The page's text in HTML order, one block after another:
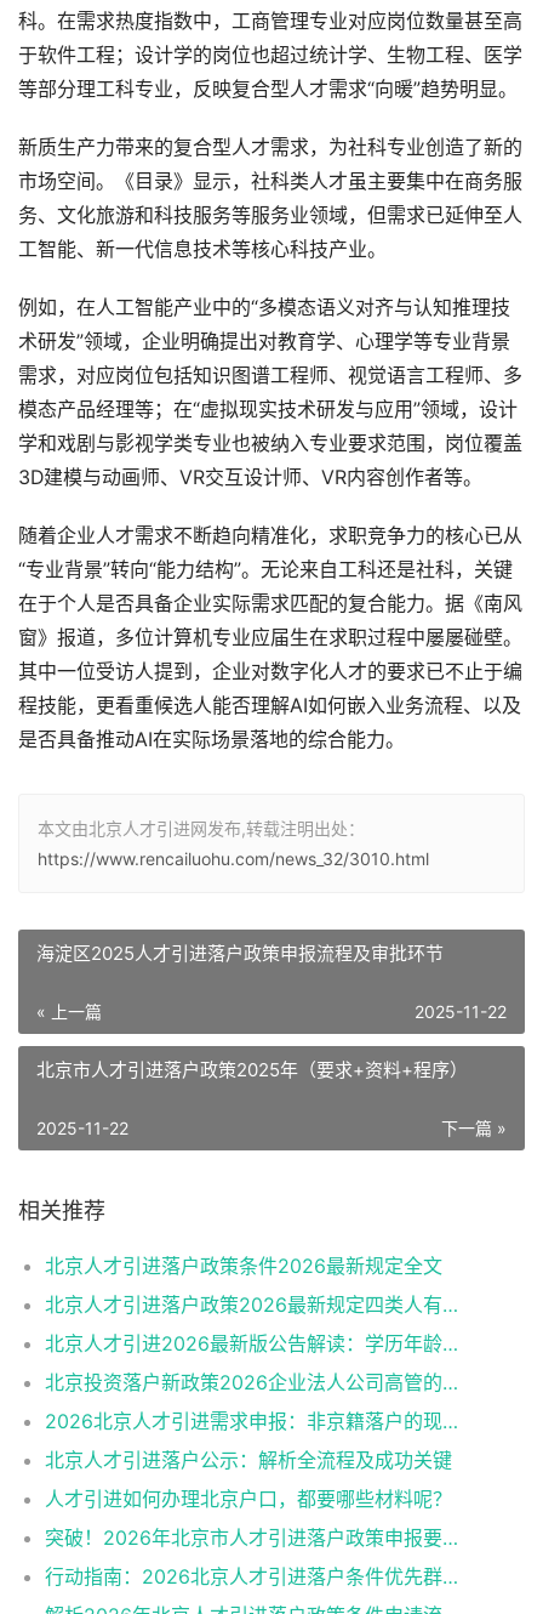
科。在需求热度指数中，工商管理专业对应岗位数量甚至高
于软件工程；设计学的岗位也超过统计学、生物工程、医学
等部分理工科专业，反映复合型人才需求“向暖”趋势明显。
新质生产力带来的复合型人才需求，为社科专业创造了新的
市场空间。《目录》显示，社科类人才虽主要集中在商务服
务、文化旅游和科技服务等服务业领域，但需求已延伸至人
工智能、新一代信息技术等核心科技产业。
例如，在人工智能产业中的“多模态语义对齐与认知推理技
术研发”领域，企业明确提出对教育学、心理学等专业背景
需求，对应岗位包括知识图谱工程师、视觉语言工程师、多
模态产品经理等；在“虚拟现实技术研发与应用”领域，设计
学和戏剧与影视学类专业也被纳入专业要求范围，岗位覆盖
3D建模与动画师、VR交互设计师、VR内容创作者等。
随着企业人才需求不断趋向精准化，求职竞争力的核心已从
“专业背景”转向“能力结构”。无论来自工科还是社科，关键
在于个人是否具备企业实际需求匹配的复合能力。据《南风
窗》报道，多位计算机专业应届生在求职过程中屡屡碰壁。
其中一位受访人提到，企业对数字化人才的要求已不止于编
程技能，更看重候选人能否理解AI如何嵌入业务流程、以及
是否具备推动AI在实际场景落地的综合能力。
本文由北京人才引进网发布,转载注明出处：
https://www.rencailuohu.com/news_32/3010.html
海淀区2025人才引进落户政策申报流程及审批环节
« 上一篇 2025-11-22
北京市人才引进落户政策2025年（要求+资料+程序）
下一篇 »
2025-11-22
相关推荐
北京人才引进落户政策条件2026最新规定全文
北京人才引进落户政策2026最新规定四类人有资格
北京人才引进2026最新版公告解读：学历年龄是门槛
北京投资落户新政策2026企业法人公司高管的福音
2026北京人才引进需求申报：非京籍落户的现状与困境
北京人才引进落户公示：解析全流程及成功关键
人才引进如何办理北京户口，都要哪些材料呢？
突破！2026年北京市人才引进落户政策申报要求操作指南
行动指南：2026北京人才引进落户条件优先群体政策红利